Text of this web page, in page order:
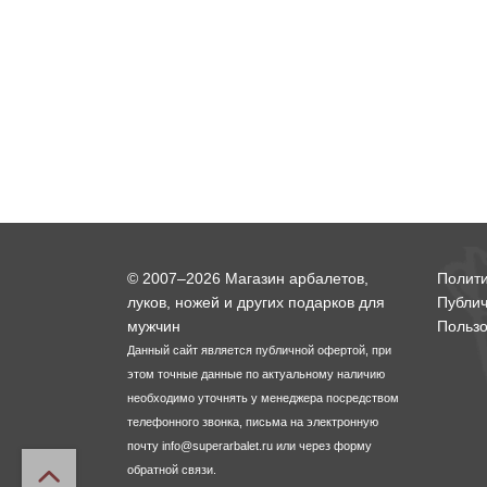
© 2007–2026 Магазин арбалетов,
луков, ножей и других подарков для
мужчин
Данный сайт является публичной офертой, при
этом точные данные по актуальному наличию
необходимо уточнять у менеджера посредством
телефонного звонка, письма на электронную
почту info@superarbalet.ru или через форму
обратной связи.